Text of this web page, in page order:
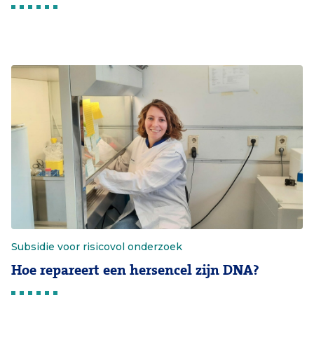
Subsidie voor risicovol onderzoek
Hoe repareert een hersencel zijn DNA?